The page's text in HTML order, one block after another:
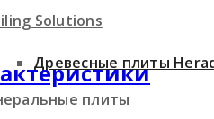
Solutions
плиты
Древесные плиты